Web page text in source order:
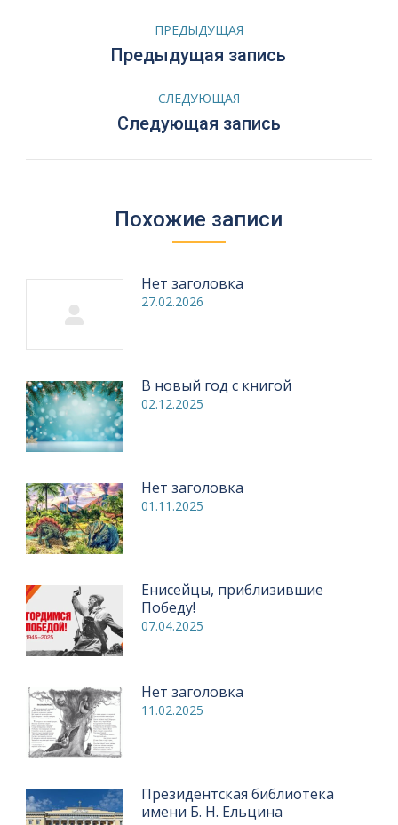
НавигацияПРЕДЫДУЩАЯ
Предыдущая
Предыдущая запись
СЛЕДУЮЩАЯ
Следующая
Следующая запись
Похожие записи
Нет заголовка
27.02.2026
В новый год с книгой
02.12.2025
Нет заголовка
01.11.2025
Енисейцы, приблизившие
Победу!
07.04.2025
Нет заголовка
11.02.2025
Президентская библиотека
имени Б. Н. Ельцина